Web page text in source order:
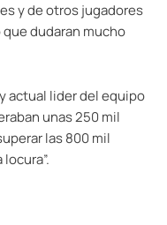
y de otros jugadores
dudaran mucho
actual lider del equipo
unas 250 mil
las 800 mil